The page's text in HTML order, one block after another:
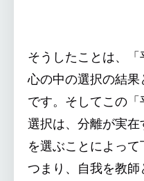
そうしたことは、
心の中の選択の結
です。そしてこの
選択は、分離が実
を選ぶことによっ
つまり、自我を教